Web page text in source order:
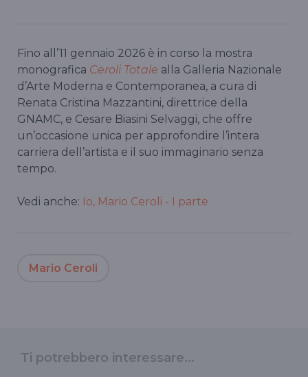
Fino all’11 gennaio 2026 è in corso la mostra
monografica Ceroli Totale alla Galleria Nazionale
d’Arte Moderna e Contemporanea, a cura di
Renata Cristina Mazzantini, direttrice della
GNAMC, e Cesare Biasini Selvaggi, che offre
un’occasione unica per approfondire l’intera
carriera dell’artista e il suo immaginario senza
tempo.
Vedi anche: Io, Mario Ceroli - I parte
Mario Ceroli
Ti potrebbero interessare...